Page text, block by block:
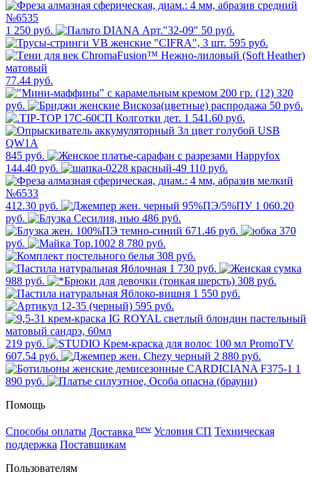
1 250 руб.
50 руб.
595 руб.
77.44 руб.
320
руб.
50 руб.
1 541.60 руб.
845 руб.
144.40 руб.
110 руб.
412.30 руб.
1 060.20
руб.
486 руб.
671.46 руб.
370
руб.
8 780 руб.
308 руб.
1 730 руб.
988 руб.
308 руб.
1 550 руб.
595 руб.
219 руб.
607.54 руб.
2 880 руб.
1
890 руб.
Помощь
Способы оплаты Доставка new Условия СП Техническая
поддержка Поставщикам
Пользователям